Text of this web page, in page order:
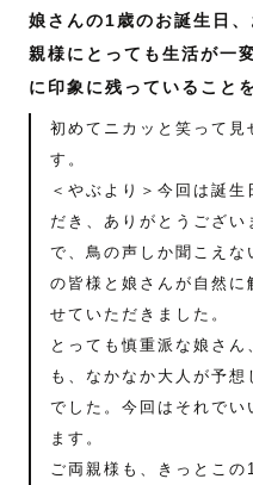
娘さんの1歳のお誕生日
親様にとっても生活が一
に印象に残っていること
初めてニカッと笑って
す。
＜やぶより＞今回は誕
だき、ありがとうござ
で、鳥の声しか聞こえ
の皆様と娘さんが自然に
せていただきました。
とっても慎重派な娘さ
も、なかなか大人が予
でした。今回はそれで
ます。
ご両親様も、きっとこ